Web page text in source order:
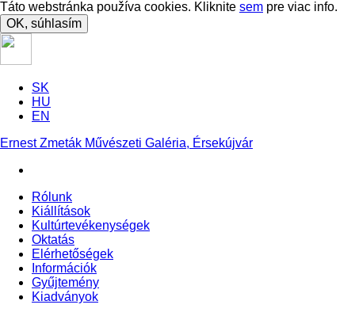
Táto webstránka používa cookies. Kliknite sem pre viac info.
OK, súhlasím
SK
HU
EN
Ernest Zmeták Művészeti Galéria, Érsekújvár
Rólunk
Kiállítások
Kultúrtevékenységek
Oktatás
Elérhetőségek
Információk
Gyűjtemény
Kiadványok